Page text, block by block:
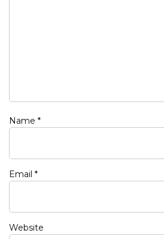
Name *
Email *
Website